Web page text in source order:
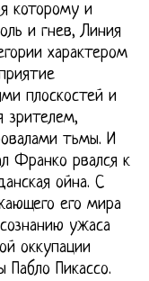
которому и
и гнев, Линия
характером
плоскостей и
зрителем,
тьмы. И
Франко рвался к
ойна. С
его мира
ужаса
оккупации
Пабло Пикассо.